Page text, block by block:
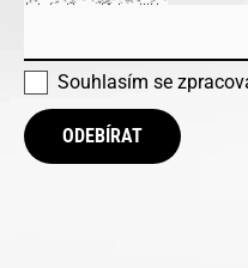
Souhlasím se
ODEBÍRAT